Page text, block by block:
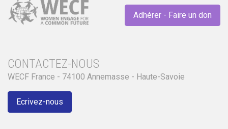
Adhérer - Faire un don
CONTACTEZ-NOUS
WECF France - 74100 Annemasse - Haute-Savoie
Ecrivez-nous